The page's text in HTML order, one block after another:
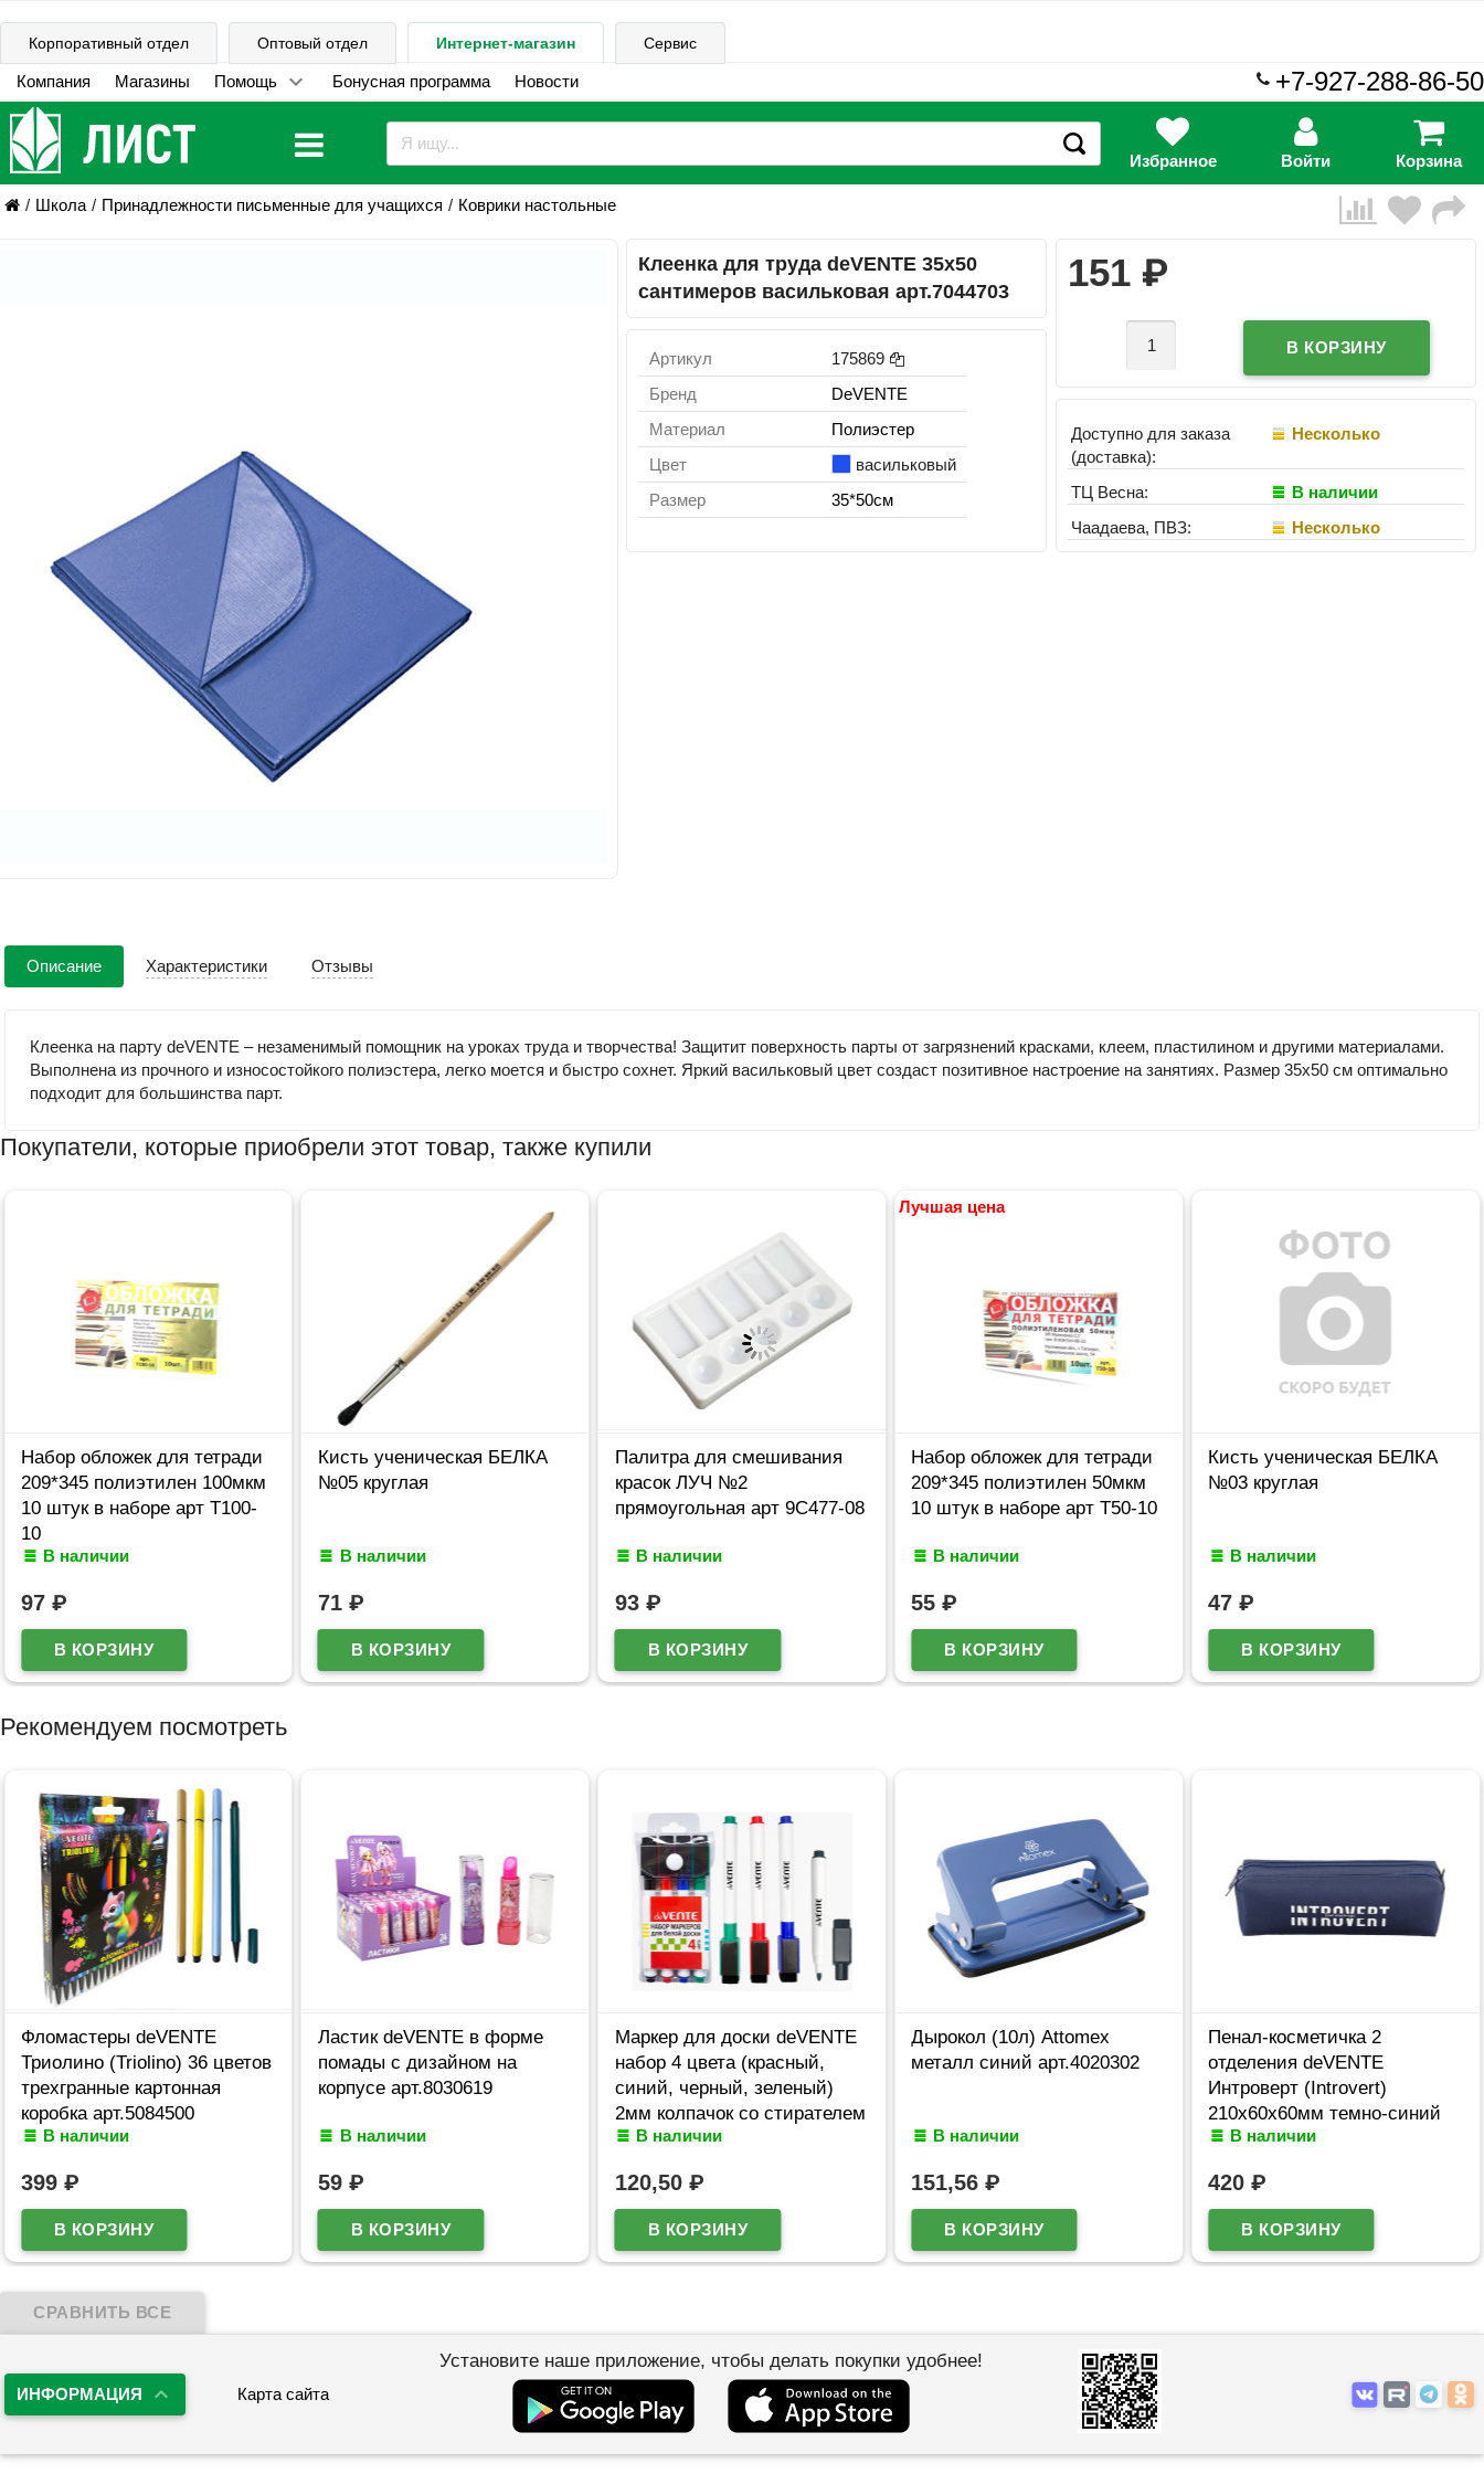
Корпоративный отдел Оптовый отдел Интернет-магазин Сервис
Компания Магазины Помощь Бонусная программа Новости +7-927-288-86-50
Избранное Войти Корзина
Школа Принадлежности письменные для учащихся Коврики настольные
Клеенка для труда deVENTE 35х50
сантимеров васильковая арт.7044703
Артикул
175869
Бренд
DeVENTE
Материал
Полиэстер
Цвет
васильковый
Размер
35*50см
151 ₽
Доступно для заказа
(доставка):
Несколько
ТЦ Весна:
В наличии
Чаадаева, ПВЗ:
Несколько
Описание Характеристики Отзывы
Клеенка на парту deVENTE – незаменимый помощник на уроках труда и творчества! Защитит поверхность парты от загрязнений красками, клеем, пластилином и другими материалами.
Выполнена из прочного и износостойкого полиэстера, легко моется и быстро сохнет. Яркий васильковый цвет создаст позитивное настроение на занятиях. Размер 35х50 см оптимально
подходит для большинства парт.
Покупатели, которые приобрели этот товар, также купили
Набор обложек для тетради
209*345 полиэтилен 100мкм
10 штук в наборе арт Т100-
10
В наличии
97 ₽
Кисть ученическая БЕЛКА
№05 круглая
В наличии
71 ₽
Палитра для смешивания
красок ЛУЧ №2
прямоугольная арт 9С477-08
В наличии
93 ₽
Лучшая цена
Набор обложек для тетради
209*345 полиэтилен 50мкм
10 штук в наборе арт Т50-10
В наличии
55₽
Кисть ученическая БЕЛКА
№03 круглая
В наличии
47₽
Рекомендуем посмотреть
Фломастеры deVENTE
Триолино (Triolino) 36 цветов
трехгранные картонная
коробка арт.5084500
В наличии
399 ₽
Ластик deVENTE в форме
помады с дизайном на
корпусе арт.8030619
В наличии
59 ₽
Маркер для доски deVENTE
набор 4 цвета (красный,
синий, черный, зеленый)
2мм колпачок со стирателем
и магнитом для крепления
В наличии
120,50 ₽
Дырокол (10л) Attomex
металл синий арт.4020302
В наличии
151,56₽
Пенал-косметичка 2
отделения deVENTE
Интроверт (Introvert)
210x60x60мм темно-синий
арт.7020669
В наличии
420₽
ИНФОРМАЦИЯ Карта сайта
Установите наше приложение, чтобы делать покупки удобнее!